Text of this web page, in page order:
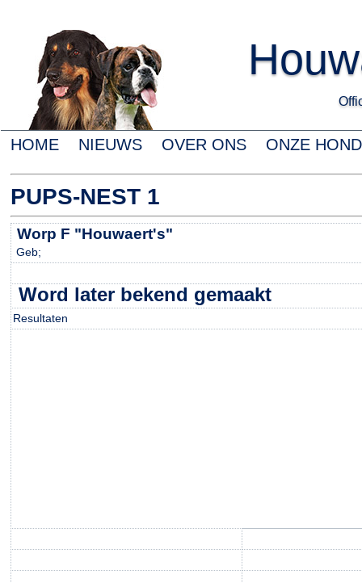
HOME NIEUWS OVER ONS ONZE
PUPS-NEST 1
Worp F "Houwaert's"
Geb;
Word later bekend gemaakt
Resultaten